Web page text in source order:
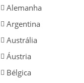
Alemanha
Argentina
Austrália
Áustria
Bélgica